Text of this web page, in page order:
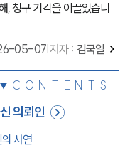
, 청구 기각을 이끌었습니
05-07 저자 : 김국일
CONTENTS
의뢰인
사연